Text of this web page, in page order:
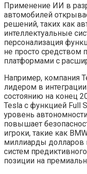
Применение ИИ в
автомобилей
решений, таких как
интеллектуальные
персонализация
не просто
платформами с
Например, компания
лидером в
состоянию на конец
Tesla с функцией Full
уровень
повышает
игроки, такие как
миллиарды долларов
систем
позиции на